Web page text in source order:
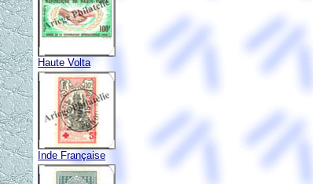
Haute Volta
Inde Française